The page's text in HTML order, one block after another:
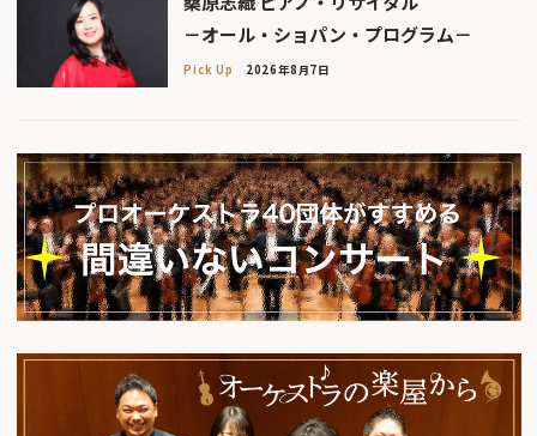
－オール・ショパン・プログラム－
Pick Up 2026年8月7日